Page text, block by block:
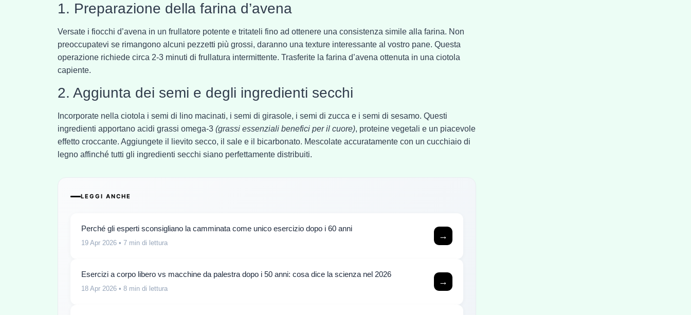
1. Preparazione della farina d’avena
Versate i fiocchi d’avena in un frullatore potente e tritateli fino ad ottenere una consistenza simile alla farina. Non
preoccupatevi se rimangono alcuni pezzetti più grossi, daranno una texture interessante al vostro pane. Questa
operazione richiede circa 2-3 minuti di frullatura intermittente. Trasferite la farina d’avena ottenuta in una ciotola
capiente.
2. Aggiunta dei semi e degli ingredienti secchi
Incorporate nella ciotola i semi di lino macinati, i semi di girasole, i semi di zucca e i semi di sesamo. Questi
ingredienti apportano acidi grassi omega-3 (grassi essenziali benefici per il cuore), proteine vegetali e un piacevole
effetto croccante. Aggiungete il lievito secco, il sale e il bicarbonato. Mescolate accuratamente con un cucchiaio di
legno affinché tutti gli ingredienti secchi siano perfettamente distribuiti.
LEGGI ANCHE
Perché gli esperti sconsigliano la camminata come unico esercizio dopo i 60 anni
19 Apr 2026 • 7 min di lettura
→
Esercizi a corpo libero vs macchine da palestra dopo i 50 anni: cosa dice la scienza nel 2026
18 Apr 2026 • 8 min di lettura
→